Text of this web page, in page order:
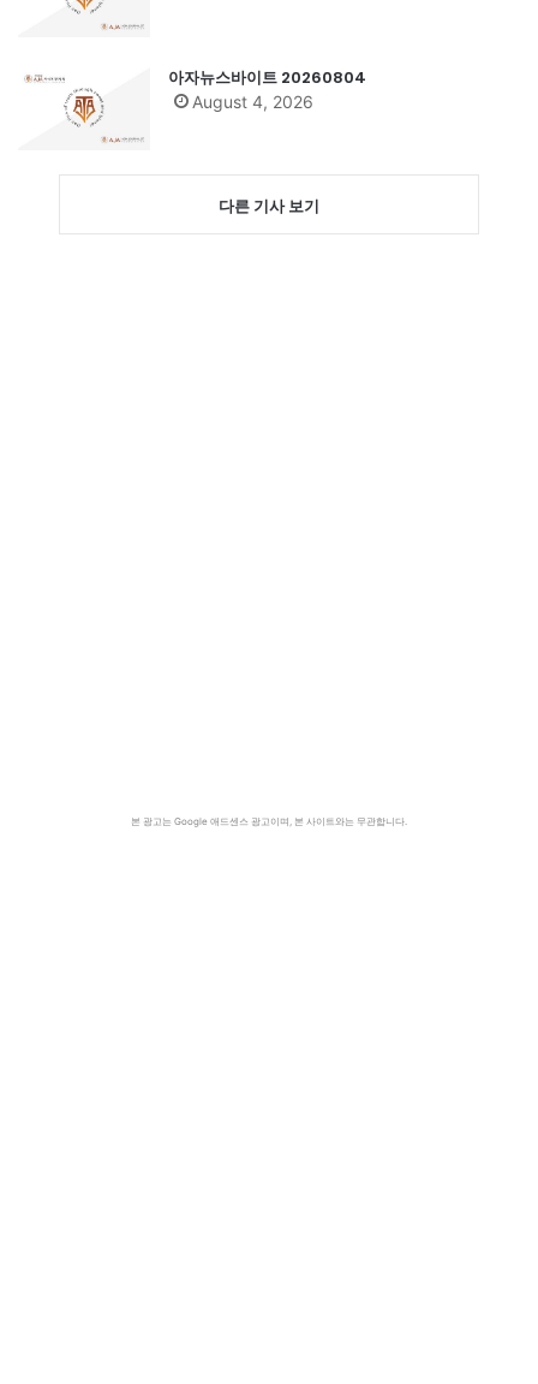
아자뉴스바이트 20260804
August 4, 2026
다른 기사 보기
본 광고는 Google 애드센스 광고이며, 본 사이트와는 무관합니다.